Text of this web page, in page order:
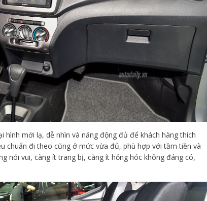
hình mới lạ, dễ nhìn và năng động đủ để khách hàng thích
chuẩn đi theo cũng ở mức vừa đủ, phù hợp với tầm tiền và
nói vui, càng ít trang bị, càng ít hỏng hóc không đáng có,